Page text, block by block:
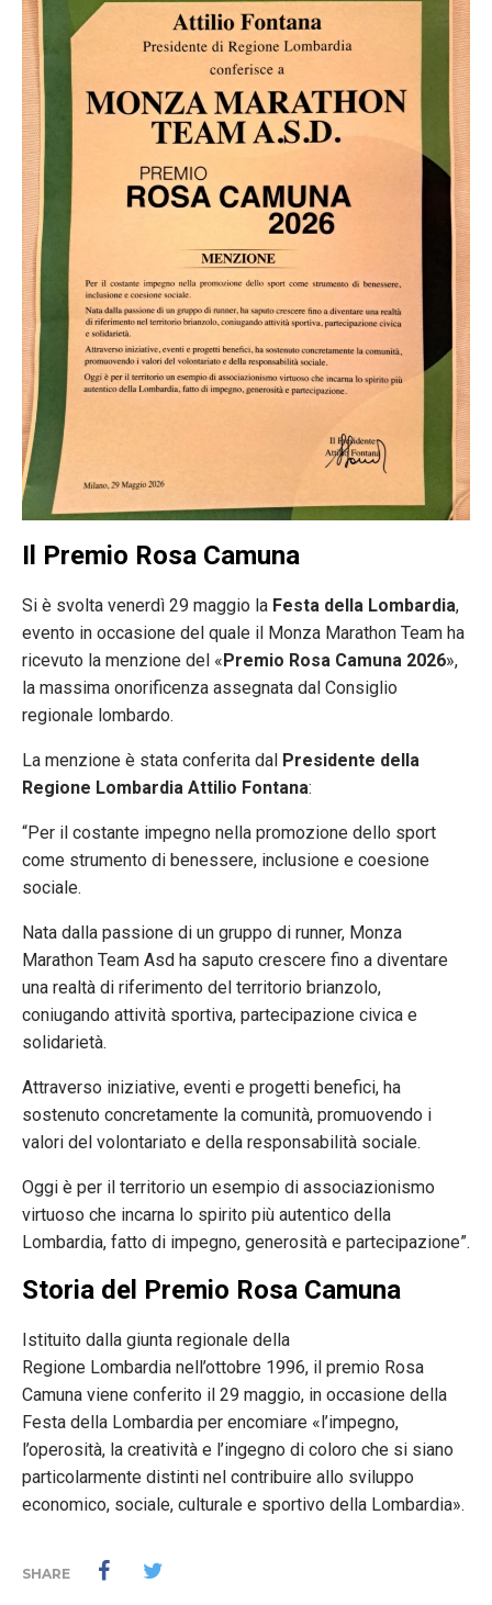
Il Premio Rosa Camuna
Si è svolta venerdì 29 maggio la Festa della Lombardia,
evento in occasione del quale il Monza Marathon Team ha
ricevuto la menzione del «Premio Rosa Camuna 2026»,
la massima onorificenza assegnata dal Consiglio
regionale lombardo.
La menzione è stata conferita dal Presidente della
Regione Lombardia Attilio Fontana:
“Per il costante impegno nella promozione dello sport
come strumento di benessere, inclusione e coesione
sociale.
Nata dalla passione di un gruppo di runner, Monza
Marathon Team Asd ha saputo crescere fino a diventare
una realtà di riferimento del territorio brianzolo,
coniugando attività sportiva, partecipazione civica e
solidarietà.
Attraverso iniziative, eventi e progetti benefici, ha
sostenuto concretamente la comunità, promuovendo i
valori del volontariato e della responsabilità sociale.
Oggi è per il territorio un esempio di associazionismo
virtuoso che incarna lo spirito più autentico della
Lombardia, fatto di impegno, generosità e partecipazione”.
Storia del Premio Rosa Camuna
Istituito dalla giunta regionale della
Regione Lombardia nell’ottobre 1996, il premio Rosa
Camuna viene conferito il 29 maggio, in occasione della
Festa della Lombardia per encomiare «l’impegno,
l’operosità, la creatività e l’ingegno di coloro che si siano
particolarmente distinti nel contribuire allo sviluppo
economico, sociale, culturale e sportivo della Lombardia».
SHARE